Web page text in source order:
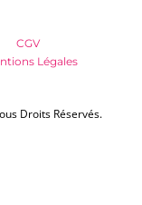
Droits Réservés.
CGV
Légales